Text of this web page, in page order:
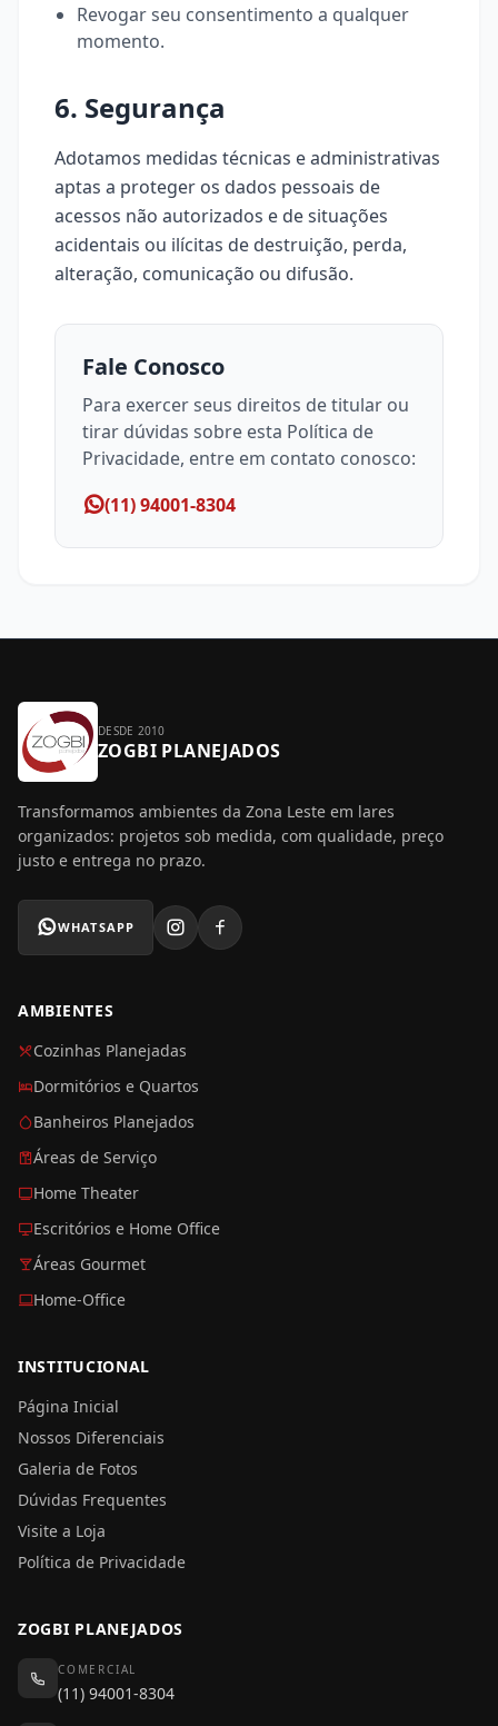
Revogar seu consentimento a qualquer
momento.
6. Segurança
Adotamos medidas técnicas e administrativas
aptas a proteger os dados pessoais de
acessos não autorizados e de situações
acidentais ou ilícitas de destruição, perda,
alteração, comunicação ou difusão.
Fale Conosco
Para exercer seus direitos de titular ou
tirar dúvidas sobre esta Política de
Privacidade, entre em contato conosco:
(11) 94001-8304
DESDE 2010
ZOGBI PLANEJADOS
Transformamos ambientes da Zona Leste em lares
organizados: projetos sob medida, com qualidade, preço
justo e entrega no prazo.
WHATSAPP
AMBIENTES
Cozinhas Planejadas
Dormitórios e Quartos
Banheiros Planejados
Áreas de Serviço
Home Theater
Escritórios e Home Office
Áreas Gourmet
Home-Office
INSTITUCIONAL
Página Inicial
Nossos Diferenciais
Galeria de Fotos
Dúvidas Frequentes
Visite a Loja
Política de Privacidade
ZOGBI PLANEJADOS
COMERCIAL
(11) 94001-8304